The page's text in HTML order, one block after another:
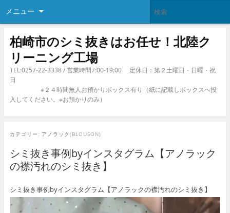
メニュー
柏崎市のシミ抜きはお任せ！北陸ク
リーニング工場
TEL:0257-22-3338 / 営業時間7:00-19:00 定休日：第２土曜日・日曜・祝
日
※２４時間無人お預かりボックス有り（紙に記載しボックスへ投
入してください。※お預かりのみ）
カテゴリー: アノラック(BLOUSON)
シミ抜き事例byインスタグラム【アノラック
の襟汚れのシミ抜き】
シミ抜き事例byインスタグラム【アノラックの襟汚れのシミ抜き】